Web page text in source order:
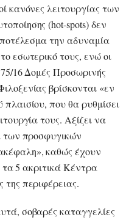
κανόνες λειτουργίας των
(hot-spots) δεν
την αδυναμία
εσωτερικό τους, ενώ οι
16 Δομές Προσωρινής
βρίσκονται «εν
που θα ρυθμίσει
τους. Αξίζει να
των προσφυγικών
καθώς έχουν
τα 5 ακριτικά Κέντρα
της περιφέρειας.
σοβαρές καταγγελίες